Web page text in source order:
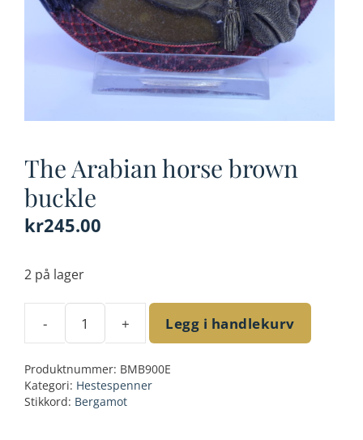
The Arabian horse brown
buckle
kr245.00
2 på lager
-
The
horse
brown
+ Legg i handlekurv
Produktnummer: BMB900E
Kategori: Hestespenner
Stikkord: Bergamot